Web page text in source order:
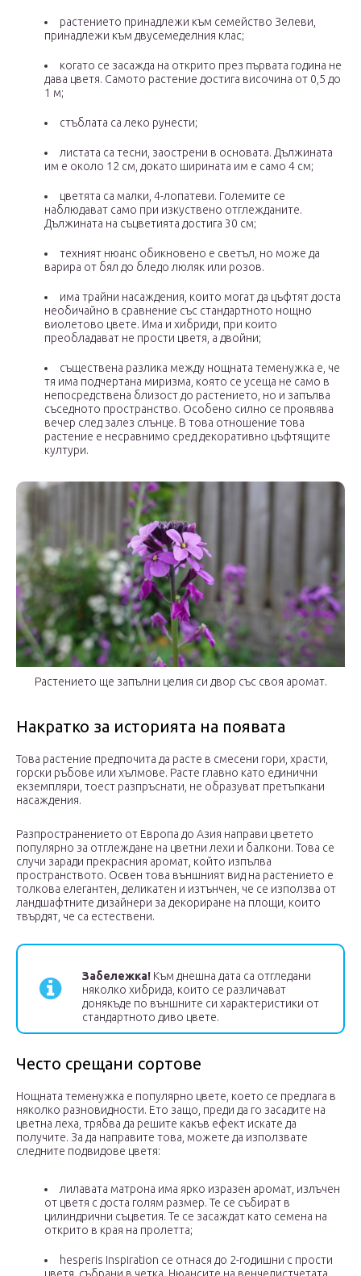
растението принадлежи към семейство Зелеви,
принадлежи към двусемеделния клас;
когато се засажда на открито през първата година не
дава цветя. Самото растение достига височина от 0,5 до
1 м;
стъблата са леко рунести;
листата са тесни, заострени в основата. Дължината
им е около 12 см, докато ширината им е само 4 см;
цветята са малки, 4-лопатеви. Големите се
наблюдават само при изкуствено отглежданите.
Дължината на съцветията достига 30 см;
техният нюанс обикновено е светъл, но може да
варира от бял до бледо люляк или розов.
има трайни насаждения, които могат да цъфтят доста
необичайно в сравнение със стандартното нощно
виолетово цвете. Има и хибриди, при които
преобладават не прости цветя, а двойни;
съществена разлика между нощната теменужка е, че
тя има подчертана миризма, която се усеща не само в
непосредствена близост до растението, но и запълва
съседното пространство. Особено силно се проявява
вечер след залез слънце. В това отношение това
растение е несравнимо сред декоративно цъфтящите
култури.
Растението ще запълни целия си двор със своя аромат.
Накратко за историята на появата
Това растение предпочита да расте в смесени гори, храсти,
горски ръбове или хълмове. Расте главно като единични
екземпляри, тоест разпръснати, не образуват претъпкани
насаждения.
Разпространението от Европа до Азия направи цветето
популярно за отглеждане на цветни лехи и балкони. Това се
случи заради прекрасния аромат, който изпълва
пространството. Освен това външният вид на растението е
толкова елегантен, деликатен и изтънчен, че се използва от
ландшафтните дизайнери за декориране на площи, които
твърдят, че са естествени.
Забележка! Към днешна дата са отгледани
няколко хибрида, които се различават
донякъде по външните си характеристики от
стандартното диво цвете.
Често срещани сортове
Нощната теменужка е популярно цвете, което се предлага в
няколко разновидности. Ето защо, преди да го засадите на
цветна леха, трябва да решите какъв ефект искате да
получите. За да направите това, можете да използвате
следните подвидове цветя:
лилавата матрона има ярко изразен аромат, излъчен
от цветя с доста голям размер. Те се събират в
цилиндрични съцветия. Те се засаждат като семена на
открито в края на пролетта;
hesperis Inspiration се отнася до 2-годишни с прости
цветя, събрани в четка. Нюансите на венчелистчетата